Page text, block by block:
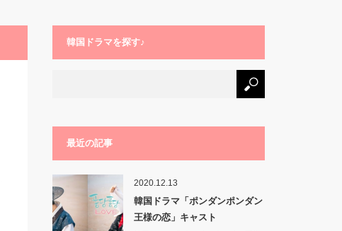
韓国ドラマを探す♪
最近の記事
2020.12.13
韓国ドラマ「ポンダンポンダン
王様の恋」キャスト